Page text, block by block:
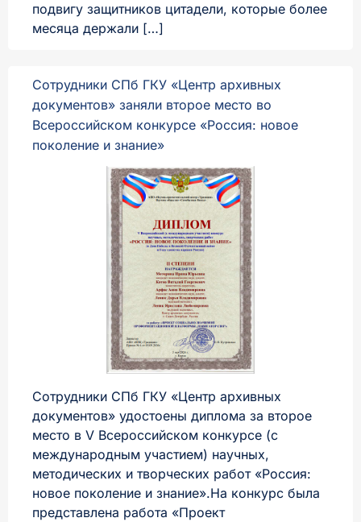
подвигу защитников цитадели, которые более
месяца держали […]
Сотрудники СПб ГКУ «Центр архивных
документов» заняли второе место во
Всероссийском конкурсе «Россия: новое
поколение и знание»
Сотрудники СПб ГКУ «Центр архивных
документов» удостоены диплома за второе
место в V Всероссийском конкурсе (с
международным участием) научных,
методических и творческих работ «Россия:
новое поколение и знание».На конкурс была
представлена работа «Проект